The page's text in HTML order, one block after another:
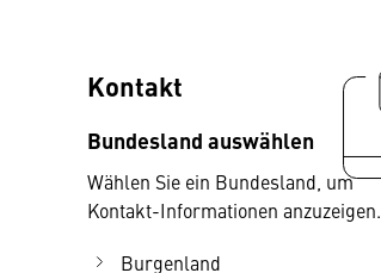
Kontakt
Bundesland auswählen
Wählen Sie ein Bundesland, um
Kontakt-Informationen anzuzeigen.
Burgenland